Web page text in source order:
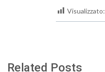
Visualizzato:
Related Posts